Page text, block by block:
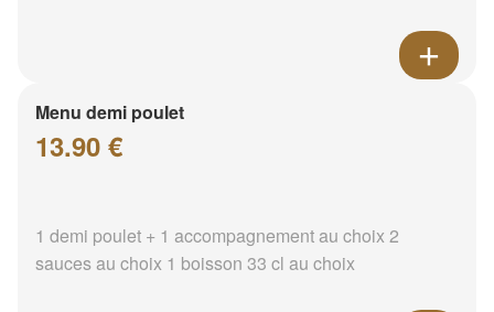
Menu demi poulet
13.90 €
1 demi poulet + 1 accompagnement au choix 2
sauces au choix 1 boisson 33 cl au choix